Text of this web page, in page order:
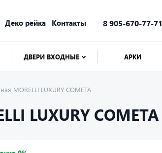
Деко рейка Контакты 8 905-670-77-71
ДВЕРИ ВХОДНЫЕ АРКИ
MORELLI LUXURY COMETA
LUXURY COMETA